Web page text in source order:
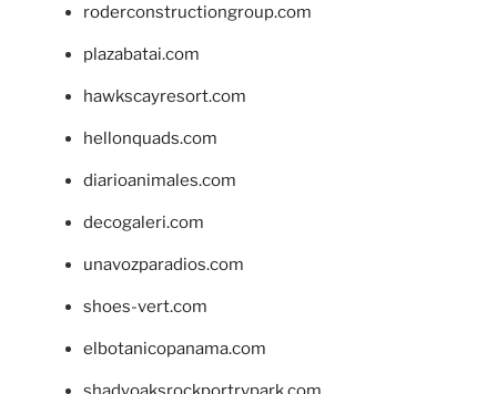
roderconstructiongroup.com
plazabatai.com
hawkscayresort.com
hellonquads.com
diarioanimales.com
decogaleri.com
unavozparadios.com
shoes-vert.com
elbotanicopanama.com